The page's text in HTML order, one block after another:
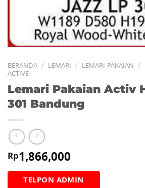
BERANDA / LEMARI / LEMARI PAKAIAN /
ACTIVE
Lemari Pakaian Activ
301 Bandung
Rp1,866,000
TELPON ADMIN